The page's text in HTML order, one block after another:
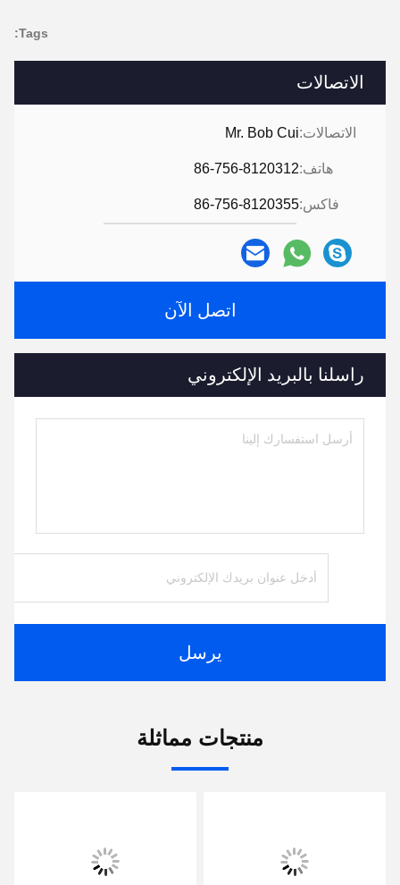
الاتصالات
الاتصالات:Mr. Bob Cui
هاتف:86-756-8120312
فاكس:86-756-8120355
اتصل الآن
راسلنا بالبريد الإلكتروني
يرسل
Tags:
منتجات مماثلة